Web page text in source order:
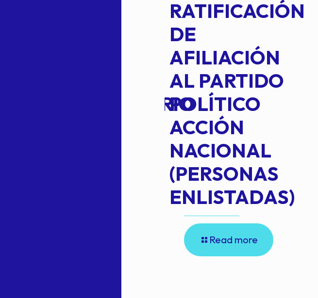
EXTRAORDINARIO
RATIFICACIÓN
DE
AFILIACIÓN
AL PARTIDO
POLÍTICO
ACCIÓN
NACIONAL
(PERSONAS
ENLISTADAS)
Read more